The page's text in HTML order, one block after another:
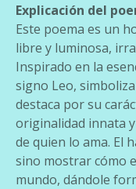
Explicación del
Este poema es un
libre y luminosa,
Inspirado en la
signo Leo,
destaca por su
originalidad innata
de quien lo ama. El
sino mostrar cómo
mundo, dándole